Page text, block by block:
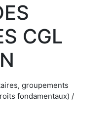
CGL
groupements
fondamentaux) /